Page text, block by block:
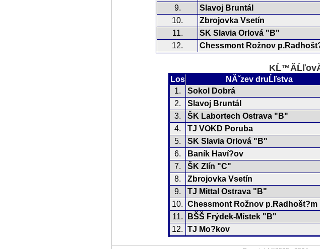
9.
Slavoj Bruntál
10.
Zbrojovka Vsetín
11.
SK Slavia Orlová "B"
12.
Chessmont Rožnov
Los NĂˇzev druĹľstva
1.
Sokol Dobrá
2.
Slavoj Bruntál
3.
ŠK Labortech Ostrava "B"
4.
TJ VOKD Poruba
5.
SK Slavia Orlová "B"
6.
Baník Haví?ov
7.
ŠK Zlín "C"
8.
Zbrojovka Vsetín
9.
TJ Mittal Ostrava "B"
10. Chessmont Rožnov p.Radhošt?m
11.
BŠŠ Frýdek-Místek "B"
12. TJ Mo?kov